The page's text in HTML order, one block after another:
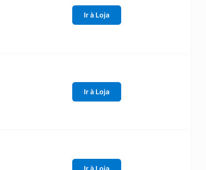
Ir à Loja
Ir à Loja